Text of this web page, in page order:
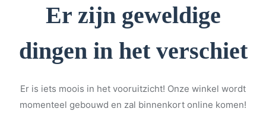
Er zijn geweldige
dingen in het verschiet
Er is iets moois in het vooruitzicht! Onze winkel wordt
momenteel gebouwd en zal binnenkort online komen!